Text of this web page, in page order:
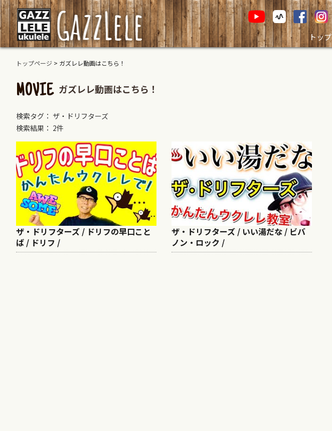
トップ
トップページ > ガズレレ動画はこちら！
MOVIE ガズレレ動画はこちら！
検索タグ： ザ・ドリフターズ
検索結果： 2件
ザ・ドリフターズ / ドリフの早口こと
ば / ドリフ /
ザ・ドリフターズ / いい湯だな / ビバ
ノン・ロック /